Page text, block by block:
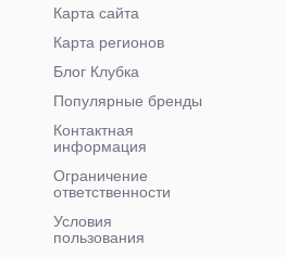
Карта сайта
Карта регионов
Блог Клубка
Популярные бренды
Контактная
информация
Ограничение
ответственности
Условия
пользования